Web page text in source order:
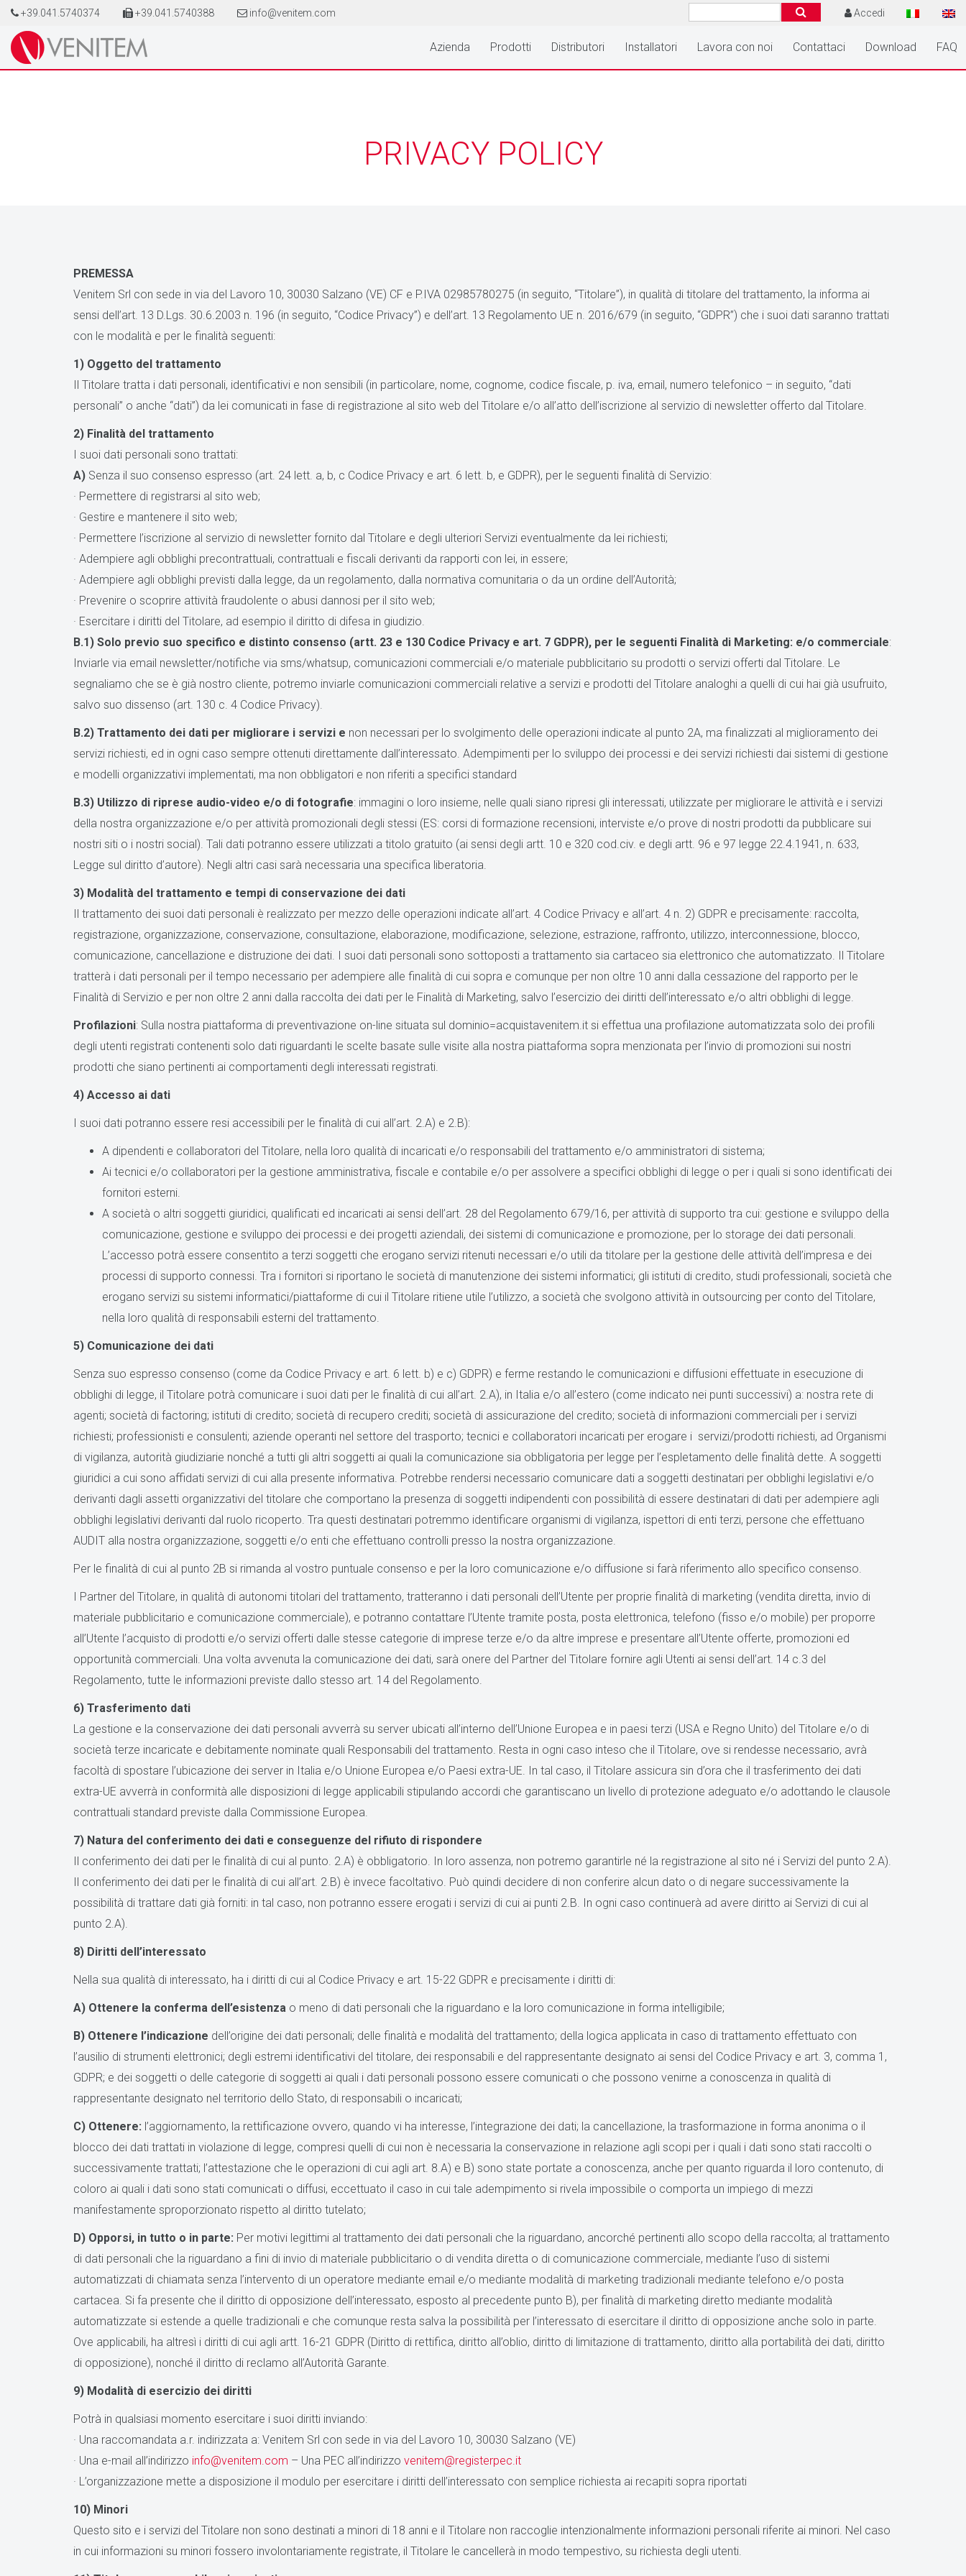
Accedi
+39.041.5740374 +39.041.5740388 info@venitem.com
Azienda Prodotti Distributori Installatori Lavora con noi Contattaci Download FAQ
PRIVACY POLICY
PREMESSA
Venitem Srl con sede in via del Lavoro 10, 30030 Salzano (VE) CF e P.IVA 02985780275 (in seguito, “Titolare”), in qualità di titolare del trattamento, la informa ai
sensi dell’art. 13 D.Lgs. 30.6.2003 n. 196 (in seguito, “Codice Privacy”) e dell’art. 13 Regolamento UE n. 2016/679 (in seguito, “GDPR”) che i suoi dati saranno trattati
con le modalità e per le finalità seguenti:
1) Oggetto del trattamento
Il Titolare tratta i dati personali, identificativi e non sensibili (in particolare, nome, cognome, codice fiscale, p. iva, email, numero telefonico – in seguito, “dati
personali” o anche “dati”) da lei comunicati in fase di registrazione al sito web del Titolare e/o all’atto dell’iscrizione al servizio di newsletter offerto dal Titolare.
2) Finalità del trattamento
I suoi dati personali sono trattati:
A) Senza il suo consenso espresso (art. 24 lett. a, b, c Codice Privacy e art. 6 lett. b, e GDPR), per le seguenti finalità di Servizio:
· Permettere di registrarsi al sito web;
· Gestire e mantenere il sito web;
· Permettere l’iscrizione al servizio di newsletter fornito dal Titolare e degli ulteriori Servizi eventualmente da lei richiesti;
· Adempiere agli obblighi precontrattuali, contrattuali e fiscali derivanti da rapporti con lei, in essere;
· Adempiere agli obblighi previsti dalla legge, da un regolamento, dalla normativa comunitaria o da un ordine dell’Autorità;
· Prevenire o scoprire attività fraudolente o abusi dannosi per il sito web;
· Esercitare i diritti del Titolare, ad esempio il diritto di difesa in giudizio.
B.1) Solo previo suo specifico e distinto consenso (artt. 23 e 130 Codice Privacy e art. 7 GDPR), per le seguenti Finalità di Marketing: e/o commerciale:
Inviarle via email newsletter/notifiche via sms/whatsup, comunicazioni commerciali e/o materiale pubblicitario su prodotti o servizi offerti dal Titolare. Le
segnaliamo che se è già nostro cliente, potremo inviarle comunicazioni commerciali relative a servizi e prodotti del Titolare analoghi a quelli di cui hai già usufruito,
salvo suo dissenso (art. 130 c. 4 Codice Privacy).
B.2) Trattamento dei dati per migliorare i servizi e non necessari per lo svolgimento delle operazioni indicate al punto 2A, ma finalizzati al miglioramento dei
servizi richiesti, ed in ogni caso sempre ottenuti direttamente dall’interessato. Adempimenti per lo sviluppo dei processi e dei servizi richiesti dai sistemi di gestione
e modelli organizzativi implementati, ma non obbligatori e non riferiti a specifici standard
B.3) Utilizzo di riprese audio-video e/o di fotografie: immagini o loro insieme, nelle quali siano ripresi gli interessati, utilizzate per migliorare le attività e i servizi
della nostra organizzazione e/o per attività promozionali degli stessi (ES: corsi di formazione recensioni, interviste e/o prove di nostri prodotti da pubblicare sui
nostri siti o i nostri social). Tali dati potranno essere utilizzati a titolo gratuito (ai sensi degli artt. 10 e 320 cod.civ. e degli artt. 96 e 97 legge 22.4.1941, n. 633,
Legge sul diritto d’autore). Negli altri casi sarà necessaria una specifica liberatoria.
3) Modalità del trattamento e tempi di conservazione dei dati
Il trattamento dei suoi dati personali è realizzato per mezzo delle operazioni indicate all’art. 4 Codice Privacy e all’art. 4 n. 2) GDPR e precisamente: raccolta,
registrazione, organizzazione, conservazione, consultazione, elaborazione, modificazione, selezione, estrazione, raffronto, utilizzo, interconnessione, blocco,
comunicazione, cancellazione e distruzione dei dati. I suoi dati personali sono sottoposti a trattamento sia cartaceo sia elettronico che automatizzato. Il Titolare
tratterà i dati personali per il tempo necessario per adempiere alle finalità di cui sopra e comunque per non oltre 10 anni dalla cessazione del rapporto per le
Finalità di Servizio e per non oltre 2 anni dalla raccolta dei dati per le Finalità di Marketing, salvo l’esercizio dei diritti dell’interessato e/o altri obblighi di legge.
Profilazioni: Sulla nostra piattaforma di preventivazione on-line situata sul dominio=acquistavenitem.it si effettua una profilazione automatizzata solo dei profili
degli utenti registrati contenenti solo dati riguardanti le scelte basate sulle visite alla nostra piattaforma sopra menzionata per l’invio di promozioni sui nostri
prodotti che siano pertinenti ai comportamenti degli interessati registrati.
4) Accesso ai dati
I suoi dati potranno essere resi accessibili per le finalità di cui all’art. 2.A) e 2.B):
A dipendenti e collaboratori del Titolare, nella loro qualità di incaricati e/o responsabili del trattamento e/o amministratori di sistema;
Ai tecnici e/o collaboratori per la gestione amministrativa, fiscale e contabile e/o per assolvere a specifici obblighi di legge o per i quali si sono identificati dei
fornitori esterni.
A società o altri soggetti giuridici, qualificati ed incaricati ai sensi dell’art. 28 del Regolamento 679/16, per attività di supporto tra cui: gestione e sviluppo della
comunicazione, gestione e sviluppo dei processi e dei progetti aziendali, dei sistemi di comunicazione e promozione, per lo storage dei dati personali.
L’accesso potrà essere consentito a terzi soggetti che erogano servizi ritenuti necessari e/o utili da titolare per la gestione delle attività dell’impresa e dei
processi di supporto connessi. Tra i fornitori si riportano le società di manutenzione dei sistemi informatici; gli istituti di credito, studi professionali, società che
erogano servizi su sistemi informatici/piattaforme di cui il Titolare ritiene utile l’utilizzo, a società che svolgono attività in outsourcing per conto del Titolare,
nella loro qualità di responsabili esterni del trattamento.
5) Comunicazione dei dati
Senza suo espresso consenso (come da Codice Privacy e art. 6 lett. b) e c) GDPR) e ferme restando le comunicazioni e diffusioni effettuate in esecuzione di
obblighi di legge, il Titolare potrà comunicare i suoi dati per le finalità di cui all’art. 2.A), in Italia e/o all’estero (come indicato nei punti successivi) a: nostra rete di
agenti; società di factoring; istituti di credito; società di recupero crediti; società di assicurazione del credito; società di informazioni commerciali per i servizi
richiesti; professionisti e consulenti; aziende operanti nel settore del trasporto; tecnici e collaboratori incaricati per erogare i servizi/prodotti richiesti, ad Organismi
di vigilanza, autorità giudiziarie nonché a tutti gli altri soggetti ai quali la comunicazione sia obbligatoria per legge per l’espletamento delle finalità dette. A soggetti
giuridici a cui sono affidati servizi di cui alla presente informativa. Potrebbe rendersi necessario comunicare dati a soggetti destinatari per obblighi legislativi e/o
derivanti dagli assetti organizzativi del titolare che comportano la presenza di soggetti indipendenti con possibilità di essere destinatari di dati per adempiere agli
obblighi legislativi derivanti dal ruolo ricoperto. Tra questi destinatari potremmo identificare organismi di vigilanza, ispettori di enti terzi, persone che effettuano
AUDIT alla nostra organizzazione, soggetti e/o enti che effettuano controlli presso la nostra organizzazione.
Per le finalità di cui al punto 2B si rimanda al vostro puntuale consenso e per la loro comunicazione e/o diffusione si farà riferimento allo specifico consenso.
I Partner del Titolare, in qualità di autonomi titolari del trattamento, tratteranno i dati personali dell’Utente per proprie finalità di marketing (vendita diretta, invio di
materiale pubblicitario e comunicazione commerciale), e potranno contattare l’Utente tramite posta, posta elettronica, telefono (fisso e/o mobile) per proporre
all’Utente l’acquisto di prodotti e/o servizi offerti dalle stesse categorie di imprese terze e/o da altre imprese e presentare all’Utente offerte, promozioni ed
opportunità commerciali. Una volta avvenuta la comunicazione dei dati, sarà onere del Partner del Titolare fornire agli Utenti ai sensi dell’art. 14 c.3 del
Regolamento, tutte le informazioni previste dallo stesso art. 14 del Regolamento.
6) Trasferimento dati
La gestione e la conservazione dei dati personali avverrà su server ubicati all’interno dell’Unione Europea e in paesi terzi (USA e Regno Unito) del Titolare e/o di
società terze incaricate e debitamente nominate quali Responsabili del trattamento. Resta in ogni caso inteso che il Titolare, ove si rendesse necessario, avrà
facoltà di spostare l’ubicazione dei server in Italia e/o Unione Europea e/o Paesi extra-UE. In tal caso, il Titolare assicura sin d’ora che il trasferimento dei dati
extra-UE avverrà in conformità alle disposizioni di legge applicabili stipulando accordi che garantiscano un livello di protezione adeguato e/o adottando le clausole
contrattuali standard previste dalla Commissione Europea.
7) Natura del conferimento dei dati e conseguenze del rifiuto di rispondere
Il conferimento dei dati per le finalità di cui al punto. 2.A) è obbligatorio. In loro assenza, non potremo garantirle né la registrazione al sito né i Servizi del punto 2.A).
Il conferimento dei dati per le finalità di cui all’art. 2.B) è invece facoltativo. Può quindi decidere di non conferire alcun dato o di negare successivamente la
possibilità di trattare dati già forniti: in tal caso, non potranno essere erogati i servizi di cui ai punti 2.B. In ogni caso continuerà ad avere diritto ai Servizi di cui al
punto 2.A).
8) Diritti dell’interessato
Nella sua qualità di interessato, ha i diritti di cui al Codice Privacy e art. 15-22 GDPR e precisamente i diritti di:
A) Ottenere la conferma dell’esistenza o meno di dati personali che la riguardano e la loro comunicazione in forma intelligibile;
B) Ottenere l’indicazione dell’origine dei dati personali; delle finalità e modalità del trattamento; della logica applicata in caso di trattamento effettuato con
l’ausilio di strumenti elettronici; degli estremi identificativi del titolare, dei responsabili e del rappresentante designato ai sensi del Codice Privacy e art. 3, comma 1,
GDPR; e dei soggetti o delle categorie di soggetti ai quali i dati personali possono essere comunicati o che possono venirne a conoscenza in qualità di
rappresentante designato nel territorio dello Stato, di responsabili o incaricati;
C) Ottenere: l’aggiornamento, la rettificazione ovvero, quando vi ha interesse, l’integrazione dei dati; la cancellazione, la trasformazione in forma anonima o il
blocco dei dati trattati in violazione di legge, compresi quelli di cui non è necessaria la conservazione in relazione agli scopi per i quali i dati sono stati raccolti o
successivamente trattati; l’attestazione che le operazioni di cui agli art. 8.A) e B) sono state portate a conoscenza, anche per quanto riguarda il loro contenuto, di
coloro ai quali i dati sono stati comunicati o diffusi, eccettuato il caso in cui tale adempimento si rivela impossibile o comporta un impiego di mezzi
manifestamente sproporzionato rispetto al diritto tutelato;
D) Opporsi, in tutto o in parte: Per motivi legittimi al trattamento dei dati personali che la riguardano, ancorché pertinenti allo scopo della raccolta; al trattamento
di dati personali che la riguardano a fini di invio di materiale pubblicitario o di vendita diretta o di comunicazione commerciale, mediante l’uso di sistemi
automatizzati di chiamata senza l’intervento di un operatore mediante email e/o mediante modalità di marketing tradizionali mediante telefono e/o posta
cartacea. Si fa presente che il diritto di opposizione dell’interessato, esposto al precedente punto B), per finalità di marketing diretto mediante modalità
automatizzate si estende a quelle tradizionali e che comunque resta salva la possibilità per l’interessato di esercitare il diritto di opposizione anche solo in parte.
Ove applicabili, ha altresì i diritti di cui agli artt. 16-21 GDPR (Diritto di rettifica, diritto all’oblio, diritto di limitazione di trattamento, diritto alla portabilità dei dati, diritto
di opposizione), nonché il diritto di reclamo all’Autorità Garante.
9) Modalità di esercizio dei diritti
Potrà in qualsiasi momento esercitare i suoi diritti inviando:
· Una raccomandata a.r. indirizzata a: Venitem Srl con sede in via del Lavoro 10, 30030 Salzano (VE)
· Una e-mail all’indirizzo info@venitem.com – Una PEC all’indirizzo venitem@registerpec.it
· L’organizzazione mette a disposizione il modulo per esercitare i diritti dell’interessato con semplice richiesta ai recapiti sopra riportati
10) Minori
Questo sito e i servizi del Titolare non sono destinati a minori di 18 anni e il Titolare non raccoglie intenzionalmente informazioni personali riferite ai minori. Nel caso
in cui informazioni su minori fossero involontariamente registrate, il Titolare le cancellerà in modo tempestivo, su richiesta degli utenti.